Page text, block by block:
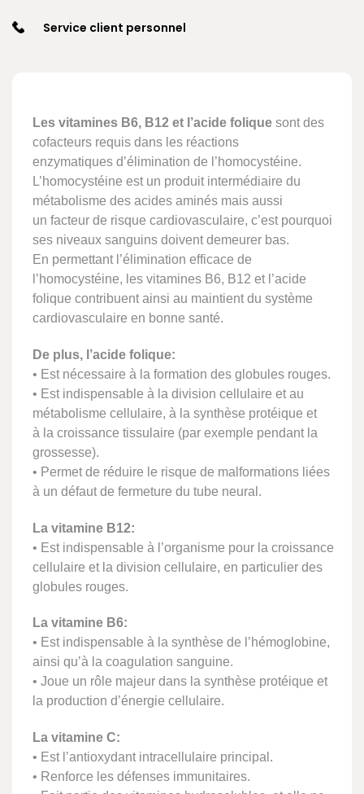
Service client personnel
Les vitamines B6, B12 et l’acide folique sont des
cofacteurs requis dans les réactions
enzymatiques d’élimination de l’homocystéine.
L’homocystéine est un produit intermédiaire du
métabolisme des acides aminés mais aussi
un facteur de risque cardiovasculaire, c’est pourquoi
ses niveaux sanguins doivent demeurer bas.
En permettant l’élimination efficace de
l’homocystéine, les vitamines B6, B12 et l’acide
folique contribuent ainsi au maintient du système
cardiovasculaire en bonne santé.
De plus, l’acide folique:
• Est nécessaire à la formation des globules rouges.
• Est indispensable à la division cellulaire et au
métabolisme cellulaire, à la synthèse protéique et
à la croissance tissulaire (par exemple pendant la
grossesse).
• Permet de réduire le risque de malformations liées
à un défaut de fermeture du tube neural.
La vitamine B12:
• Est indispensable à l’organisme pour la croissance
cellulaire et la division cellulaire, en particulier des
globules rouges.
La vitamine B6:
• Est indispensable à la synthèse de l’hémoglobine,
ainsi qu’à la coagulation sanguine.
• Joue un rôle majeur dans la synthèse protéique et
la production d’énergie cellulaire.
La vitamine C:
• Est l’antioxydant intracellulaire principal.
• Renforce les défenses immunitaires.